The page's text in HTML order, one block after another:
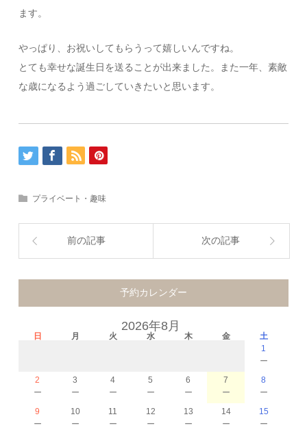
ます。
やっぱり、お祝いしてもらうって嬉しいんですね。
とても幸せな誕生日を送ることが出来ました。また一年、素敵
な歳になるよう過ごしていきたいと思います。
プライベート・趣味
前の記事 次の記事
予約カレンダー
2026年8月
日 月 火 水 木 金
土
1
－
2
－
3
－
4
－
5
－
6
－
7
－
8
－
9
－
10
－
11
－
12
－
13
－
14
－
15
－